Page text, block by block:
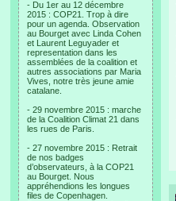
- Du 1er au 12 décembre
2015 : COP21. Trop à dire
pour un agenda. Observation
au Bourget avec Linda Cohen
et Laurent Leguyader et
representation dans les
assemblées de la coalition et
autres associations par Maria
Vives, notre très jeune amie
catalane.
- 29 novembre 2015 : marche
de la Coalition Climat 21 dans
les rues de Paris.
- 27 novembre 2015 : Retrait
de nos badges
d’observateurs, à la COP21
au Bourget. Nous
appréhendions les longues
files de Copenhagen.